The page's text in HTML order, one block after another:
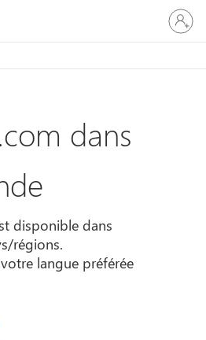
vous
à
compte
dans
disponible dans
régions.
langue préférée